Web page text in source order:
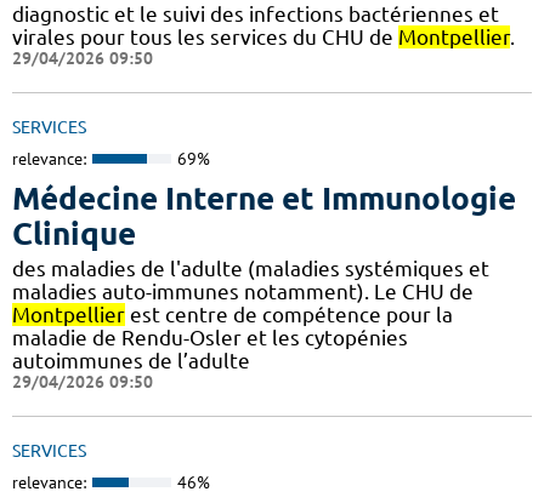
diagnostic et le suivi des infections bactériennes et
virales pour tous les services du CHU de Montpellier.
29/04/2026 09:50
SERVICES
relevance: 69%
Médecine Interne et Immunologie
Clinique
des maladies de l'adulte (maladies systémiques et
maladies auto-immunes notamment). Le CHU de
Montpellier est centre de compétence pour la
maladie de Rendu-Osler et les cytopénies
autoimmunes de l’adulte
29/04/2026 09:50
SERVICES
relevance: 46%